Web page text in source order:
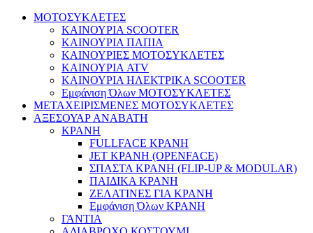
ΜΟΤΟΣΥΚΛΕΤΕΣ
ΚΑΙΝΟΥΡΙΑ SCOOTER
ΚΑΙΝΟΥΡΙΑ ΠΑΠΙΑ
ΚΑΙΝΟΥΡΙΕΣ ΜΟΤΟΣΥΚΛΕΤΕΣ
ΚΑΙΝΟΥΡΙΑ ATV
ΚΑΙΝΟΥΡΙΑ ΗΛΕΚΤΡΙΚΑ SCOOTER
Εμφάνιση Όλων ΜΟΤΟΣΥΚΛΕΤΕΣ
ΜΕΤΑΧΕΙΡΙΣΜΕΝΕΣ ΜΟΤΟΣΥΚΛΕΤΕΣ
ΑΞΕΣΟΥΑΡ ΑΝΑΒΑΤΗ
ΚΡΑΝΗ
FULLFACE ΚΡΑΝΗ
JET ΚΡΑΝΗ (OPENFACE)
ΣΠΑΣΤΑ ΚΡΑΝΗ (FLIP-UP & MODULAR)
ΠΑΙΔΙΚΑ ΚΡΑΝΗ
ΖΕΛΑΤΙΝΕΣ ΓΙΑ ΚΡΑΝΗ
Εμφάνιση Όλων ΚΡΑΝΗ
ΓΑΝΤΙΑ